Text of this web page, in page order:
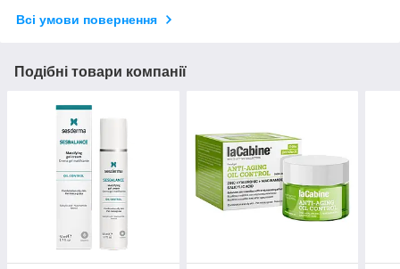
Всі умови повернення
Подібні товари компанії